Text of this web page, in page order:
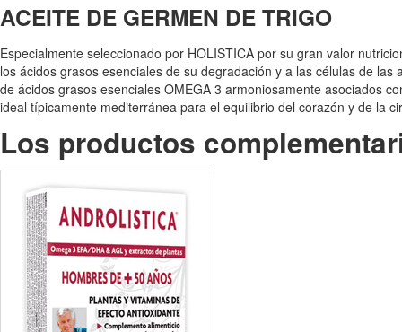
ACEITE DE GERMEN DE TRIGO
Especialmente seleccionado por HOLISTICA por su gran valor
los ácidos grasos esenciales de su degradación y a las células de
de ácidos grasos esenciales OMEGA 3 armoniosamente asociados
ideal típicamente mediterránea para el equilibrio del corazón y de la
Los productos